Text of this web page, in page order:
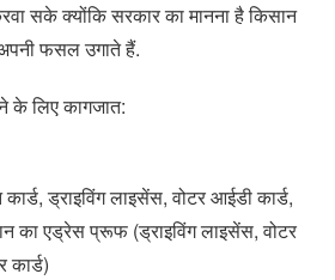
सके क्योंकि सरकार का मानना है किसान
फसल उगाते हैं.
के लिए कागजात:
ड्राइविंग लाइसेंस, वोटर आईडी कार्ड,
का एड्रेस प्रूफ (ड्राइविंग लाइसेंस, वोटर
कार्ड)